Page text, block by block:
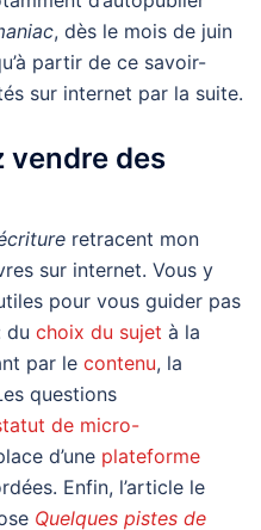
, dès le mois de juin
partir de ce savoir-
sur internet par la suite.
vendre des
retracent mon
sur internet. Vous y
pour vous guider pas
du choix du sujet à la
par le contenu, la
questions
de micro-
d’une plateforme
Enfin, l’article le
Quelques pistes de